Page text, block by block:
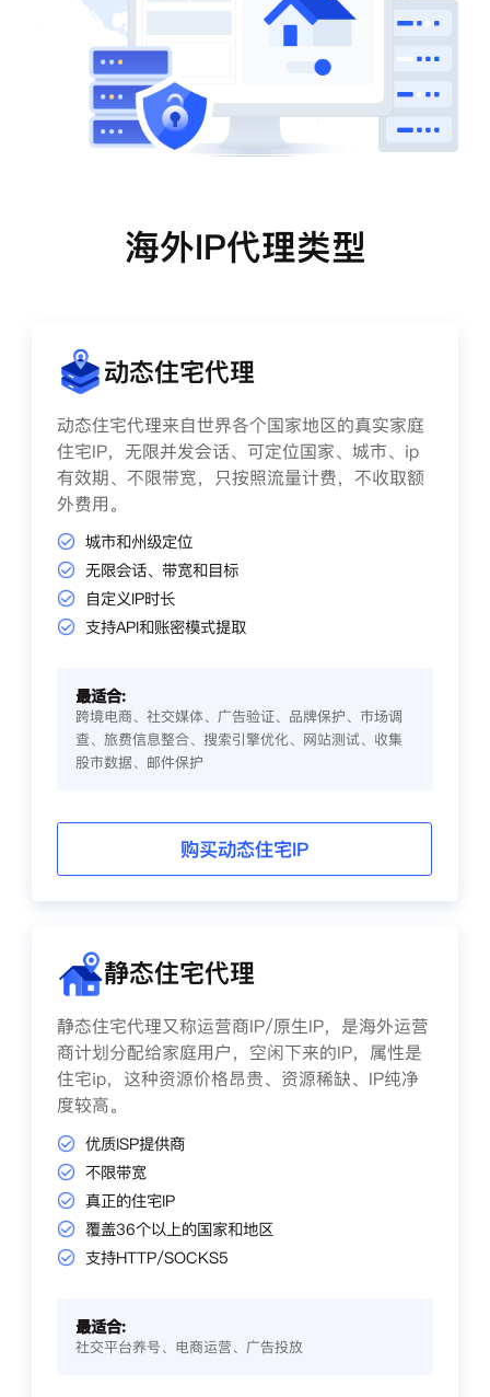
海外IP代理类型
动态住宅代理
动态住宅代理来自世界各个国家地区的真实家庭
住宅IP，无限并发会话、可定位国家、城市、ip
有效期、不限带宽，只按照流量计费，不收取额
外费用。
城市和州级定位
无限会话、带宽和目标
自定义IP时长
支持API和账密模式提取
最适合:
跨境电商、社交媒体、广告验证、品牌保护、市场调
查、旅费信息整合、搜索引擎优化、网站测试、收集
股市数据、邮件保护
购买动态住宅IP
静态住宅代理
静态住宅代理又称运营商IP/原生IP，是海外运营
商计划分配给家庭用户，空闲下来的IP，属性是
住宅ip，这种资源价格昂贵、资源稀缺、IP纯净
度较高。
优质ISP提供商
不限带宽
真正的住宅IP
覆盖36个以上的国家和地区
支持HTTP/SOCKS5
最适合:
社交平台养号、电商运营、广告投放